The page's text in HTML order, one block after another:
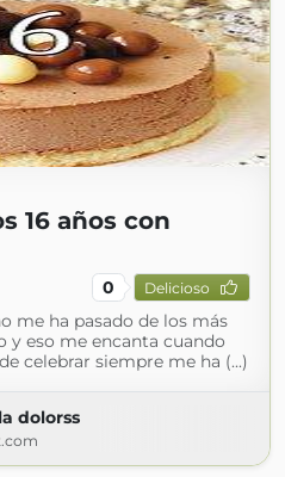
16 años con
0 Delicioso
me ha pasado de los más
y eso me encanta cuando
celebrar siempre me ha (...)
dolorss